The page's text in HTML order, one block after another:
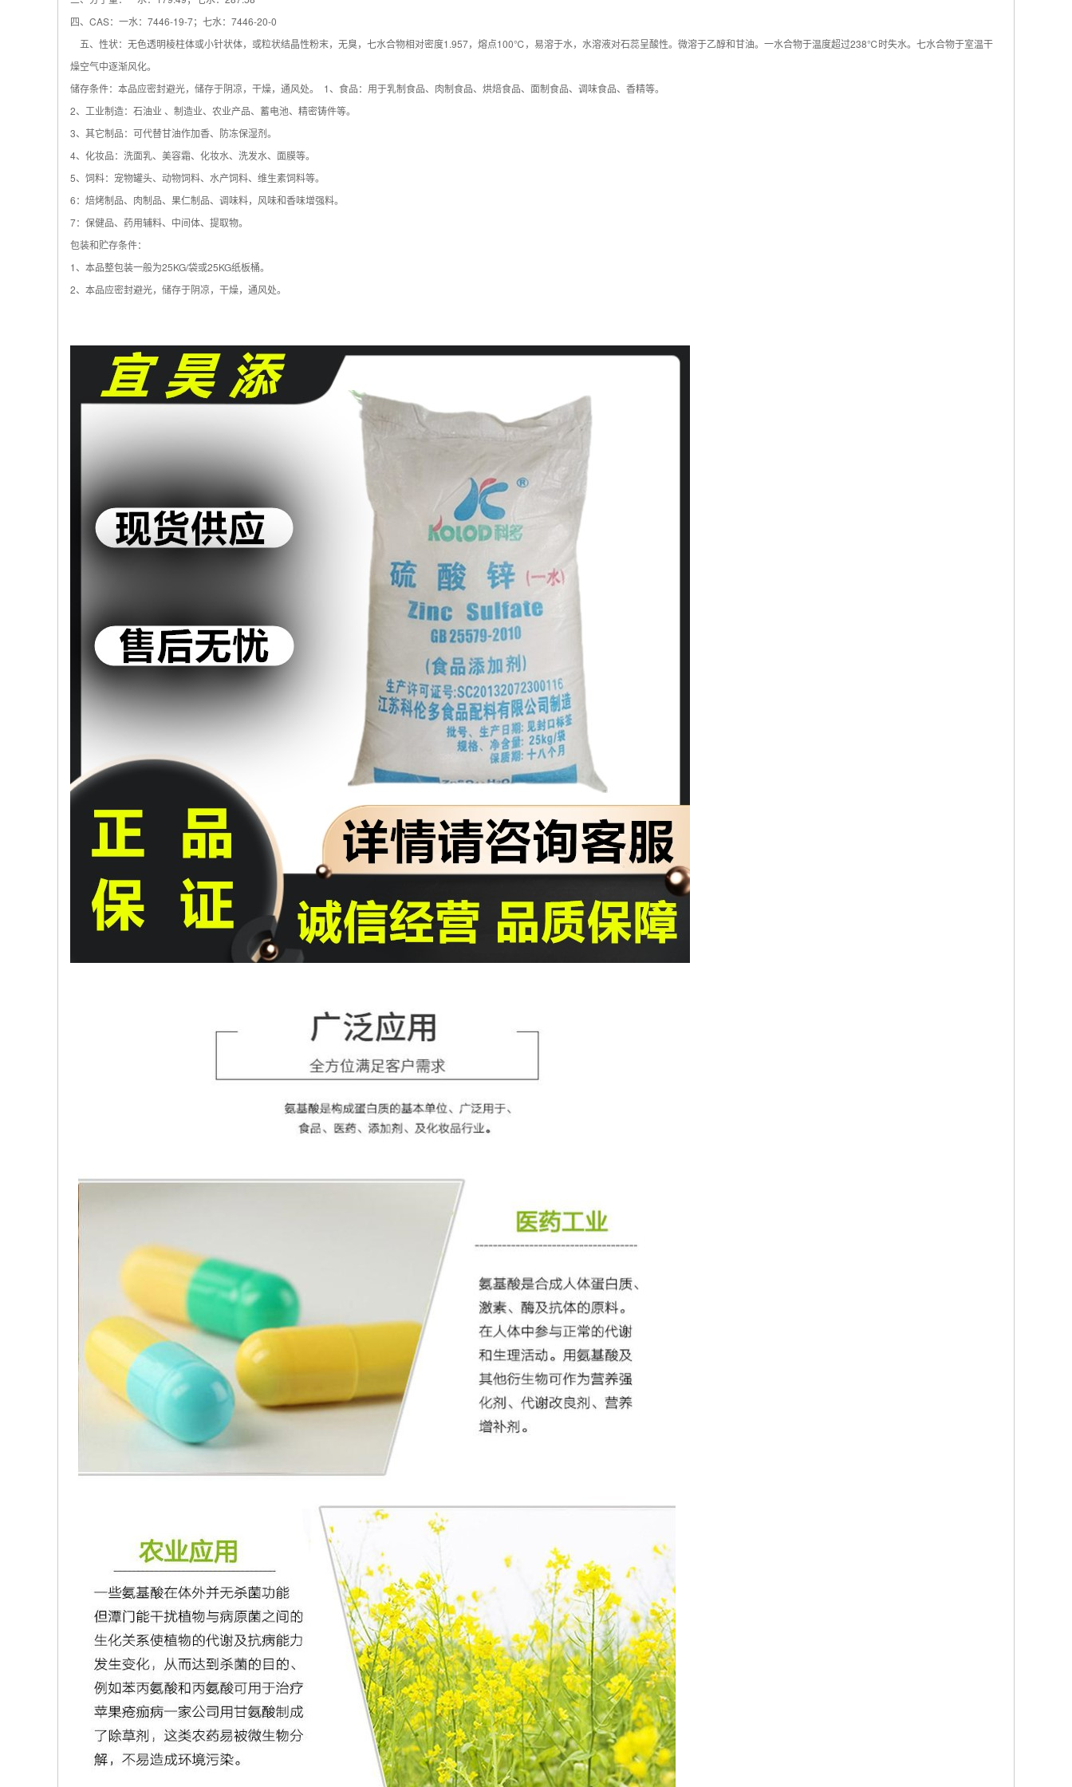
四、CAS：一水：7446-19-7；七水：7446-20-0
五、性状：无色透明棱柱体或小针状体，或粒状结晶性粉末，无臭，七水合物相对密度1.957，熔点100℃，易溶于水，水溶液对石蕊呈酸性。微溶于乙醇和甘油。一水合物于温度超过238℃时失水。七水合物于室温干
燥空气中逐渐风化。
储存条件：本品应密封避光，储存于阴凉，干燥，通风处。 1、食品：用于乳制食品、肉制食品、烘焙食品、面制食品、调味食品、香精等。
2、工业制造：石油业 、制造业、农业产品、蓄电池、精密铸件等。
3、其它制品：可代替甘油作加香、防冻保湿剂。
4、化妆品：洗面乳、美容霜、化妆水、洗发水、面膜等。
5、饲料：宠物罐头、动物饲料、水产饲料、维生素饲料等。
6：焙烤制品、肉制品、果仁制品、调味料，风味和香味增强料。
7：保健品、药用辅料、中间体、提取物。
包装和贮存条件：
1、本品整包装一般为25KG/袋或25KG纸板桶。
2、本品应密封避光，储存于阴凉，干燥，通风处。